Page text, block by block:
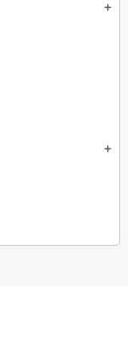
add
add